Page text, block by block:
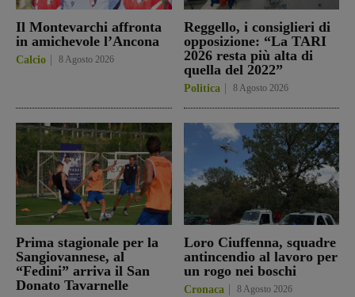
Il Montevarchi affronta
in amichevole l’Ancona
Calcio 8 Agosto 2026
Reggello, i consiglieri di
opposizione: “La TARI
2026 resta più alta di
quella del 2022”
Politica 8 Agosto 2026
Prima stagionale per la
Sangiovannese, al
“Fedini” arriva il San
Donato Tavarnelle
Loro Ciuffenna, squadre
antincendio al lavoro per
un rogo nei boschi
Cronaca 8 Agosto 2026